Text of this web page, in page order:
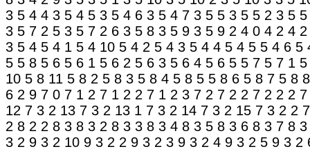
3 5 4 4 3 5 4 5 3 5 4 6 3 5 4 7 3 5 5 3 5 5 2 3 5 5
3 5 7 2 5 3 5 7 2 6 3 5 8 3 5 9 3 5 9 2 4 0 4 2 4 2
3 5 4 5 4 1 5 4 10 5 4 2 5 4 3 5 4 4 5 4 5 5 4 6 5
5 5 8 5 6 5 6 1 5 6 2 5 6 3 5 6 4 5 6 5 5 7 5 7 1
10 5 8 11 5 8 2 5 8 3 5 8 4 5 8 5 5 8 6 5 8 7 5 8 8
6 2 9 7 0 7 1 2 7 1 2 2 7 1 2 3 7 2 7 2 2 7 2 2 2
12 7 3 2 13 7 3 2 13 1 7 3 2 14 7 3 2 15 7 3 2 2
2 8 2 2 8 3 8 3 2 8 3 3 8 3 4 8 3 5 8 3 6 8 3 7 8
3 2 9 3 2 10 9 3 2 2 9 3 2 3 9 3 2 4 9 3 2 5 9 3 2